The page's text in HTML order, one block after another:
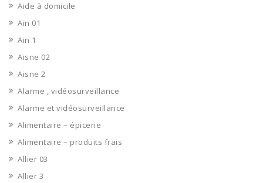
Aide à domicile
Ain 01
Ain 1
Aisne 02
Aisne 2
Alarme , vidéosurveillance
Alarme et vidéosurveillance
Alimentaire – épicerie
Alimentaire – produits frais
Allier 03
Allier 3